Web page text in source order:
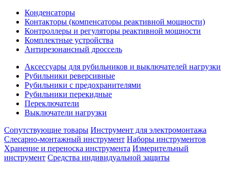
Конденсаторы
Контакторы (компенсаторы реактивной мощности)
Контроллеры и регуляторы реактивной мощности
Комплектные устройства
Антирезонансный дроссель
Аксессуары для рубильников и выключателей нагрузки
Рубильники реверсивные
Рубильники с предохранителями
Рубильники перекидные
Переключатели
Выключатели нагрузки
Сопутствующие товары Инструмент для электромонтажа
Слесарно-монтажный инструмент Наборы инструментов
Хранение и переноска инструмента Измерительный
инструмент Средства индивидуальной защиты